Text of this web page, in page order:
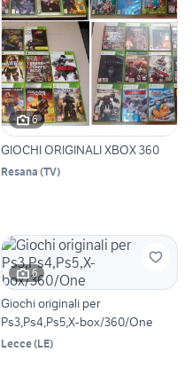
6
GIOCHI ORIGINALI XBOX 360
Resana (TV)
6
Giochi originali per
Ps3,Ps4,Ps5,X-box/360/One
Lecce(LE)